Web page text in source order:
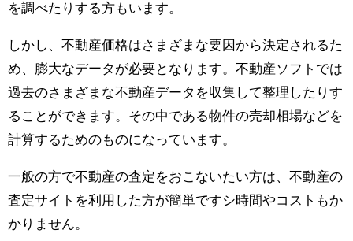
を調べたりする方もいます。
しかし、不動産価格はさまざまな要因から決定されるた
め、膨大なデータが必要となります。不動産ソフトでは
過去のさまざまな不動産データを収集して整理したりす
ることができます。その中である物件の売却相場などを
計算するためのものになっています。
一般の方で不動産の査定をおこないたい方は、不動産の
査定サイトを利用した方が簡単ですシ時間やコストもか
かりません。